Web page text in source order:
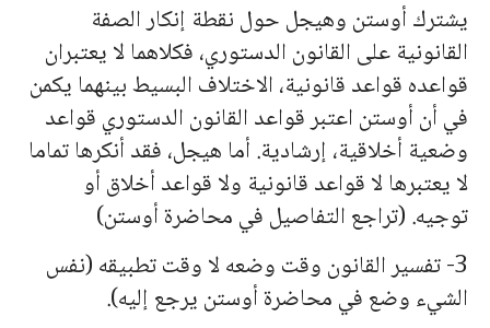
يشترك أوستن وهيجل حول نقطة إنكار الصفة
القانونية على القانون الدستوري، فكلاهما لا يعتبران
قواعده قواعد قانونية، الاختلاف البسيط بينهما يكمن
في أن أوستن اعتبر قواعد القانون الدستوري قواعد
وضعية أخلاقية، إرشادية. أما هيجل، فقد أنكرها تماما
لا يعتبرها لا قواعد قانونية ولا قواعد أخلاق أو
توجيه. (تراجع التفاصيل في محاضرة أوستن)
3- تفسير القانون وقت وضعه لا وقت تطبيقه (نفس
الشيء وضع في محاضرة أوستن يرجع إليه).